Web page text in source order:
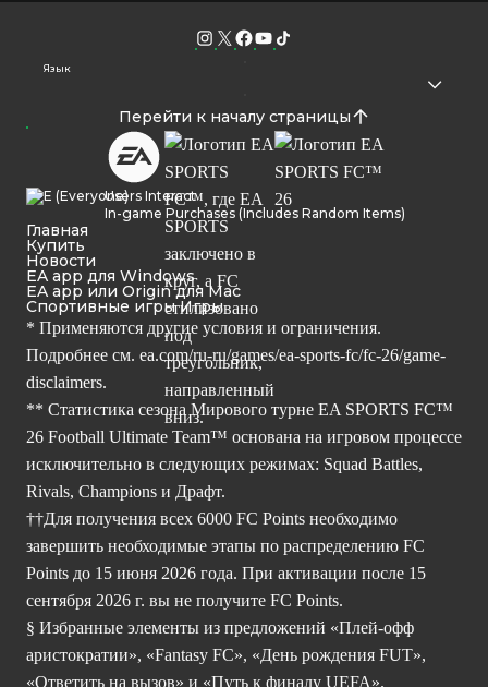
Язык
Перейти к началу страницы
Users Interact
In-game Purchases (Includes Random Items)
Главная
Купить
Новости
EA app для Windows
EA app или Origin для Mac
Спортивные игры Игры
* Применяются другие условия и ограничения.
Подробнее см. ea.com/ru-ru/games/ea-sports-fc/fc-26/game-
disclaimers.
** Статистика сезона Мирового турне EA SPORTS FC™
26 Football Ultimate Team™ основана на игровом процессе
исключительно в следующих режимах: Squad Battles,
Rivals, Champions и Драфт.
††Для получения всех 6000 FC Points необходимо
завершить необходимые этапы по распределению FC
Points до 15 июня 2026 года. При активации после 15
сентября 2026 г. вы не получите FC Points.
§ Избранные элементы из предложений «Плей-офф
аристократии», «Fantasy FC», «День рождения FUT»,
«Ответить на вызов» и «Путь к финалу UEFA».